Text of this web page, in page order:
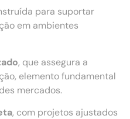
para suportar
em ambientes
, que assegura a
elemento fundamental
mercados.
, com projetos ajustados